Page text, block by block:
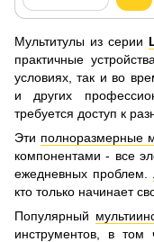
Мультитулы из серии
практичные
условиях, так и во
и других
требуется доступ к
Эти полноразмерные
компонентами - все
ежедневных проблем.
кто только начинает
Популярный
инструментов, в том